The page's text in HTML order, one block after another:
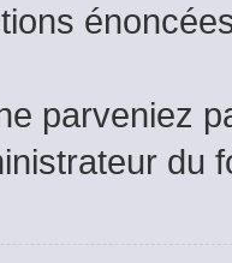
parveniez
du